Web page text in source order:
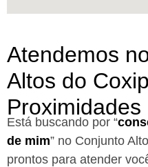
Atendemos
Altos do
Proximidades
Está buscando por “
de mim” no Conjunto
prontos para atender